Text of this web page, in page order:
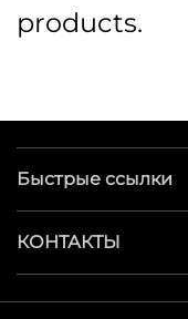
products.
Быстрые ссылки
КОНТАКТЫ